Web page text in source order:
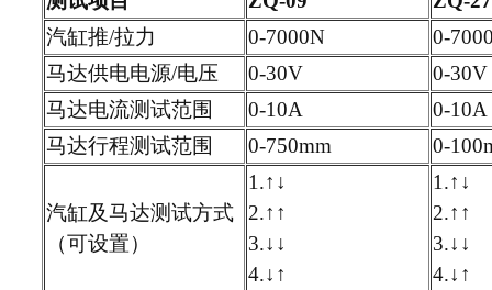
汽缸推/拉力
0-7000N
0-
马达供电电源/电压
0-30V
0-30V
马达电流测试范围
0-10A
0-10A
马达行程测试范围
0-750mm 0-
汽缸及马达测试方式
（可设置）
1.↑↓
2.↑↑
3.↓↓
4.↓↑
1.↑↓
2.↑↑
3.↓↓
4.↓↑